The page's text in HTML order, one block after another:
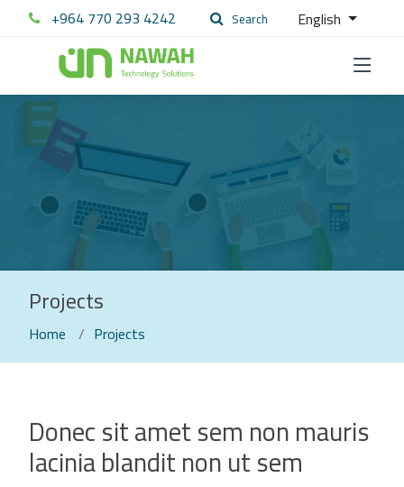
+964 770 293 4242 Search English
Projects
Home Projects
Donec sit amet sem non mauris
lacinia blandit non ut sem